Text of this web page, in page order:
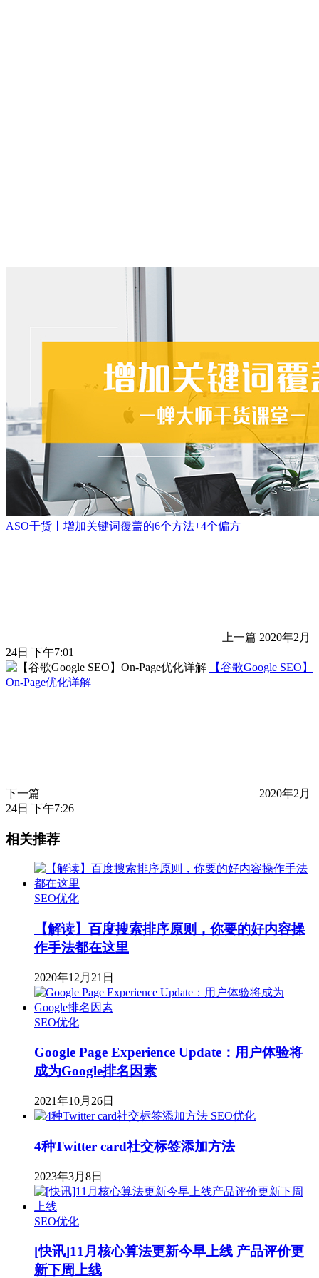
ASO干货丨增加关键词覆盖的6个方法+4个偏方
上一篇 2020年2月
24日 下午7:01
【谷歌Google SEO】
On-Page优化详解
下一篇
2020年2月
24日 下午7:26
相关推荐
SEO优化
【解读】百度搜索排序原则，你要的好内容操
作手法都在这里
2020年12月21日
SEO优化
Google Page Experience Update：用户体验将
成为Google排名因素
2021年10月26日
SEO优化
4种Twitter card社交标签添加方法
2023年3月8日
SEO优化
[快讯]11月核心算法更新今早上线 产品评价更
新下周上线